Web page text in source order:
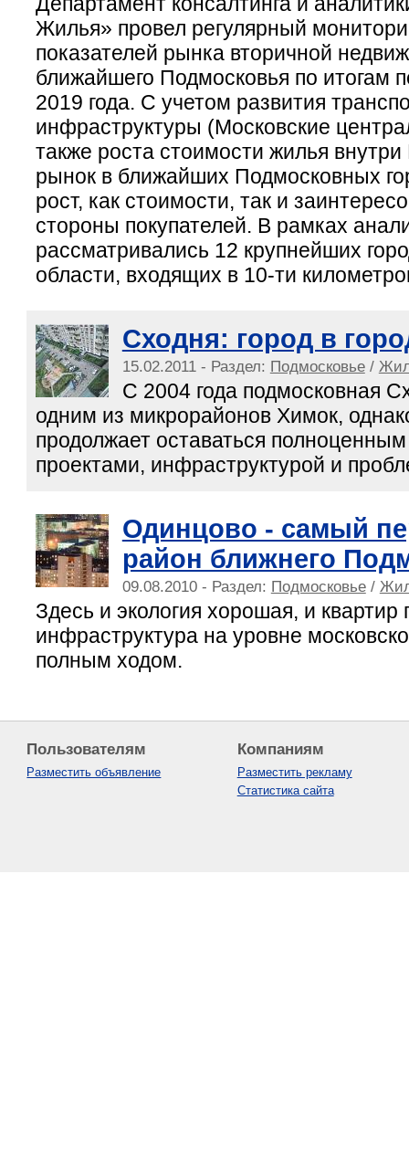
Жилья» провел регулярный
показателей рынка вторичной
ближайшего Подмосковья по итогам
2019 года. С учетом развития
инфраструктуры (Московские
также роста стоимости жилья
рынок в ближайших Подмосковных
рост, как стоимости, так и
стороны покупателей. В рамках
рассматривались 12 крупнейших
области, входящих в 10-ти
Сходня: город в
15.02.2011 - Раздел: Подмосковье/
С 2004 года подмосковная
одним из микрорайонов Химок,
продолжает оставаться
проектами, инфраструктурой и
Одинцово - самый
район ближнего
09.08.2010 - Раздел: Подмосковье/
Здесь и экология хорошая, и квартир
инфраструктура на уровне
полным ходом.
Пользователям
Разместить объявление
Компаниям
Разместить рекламу
Статистика сайта